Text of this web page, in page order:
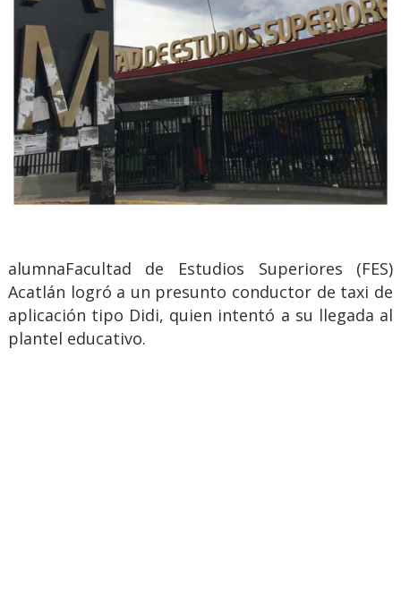
alumnaFacultad de Estudios Superiores (FES)
Acatlán logró a un presunto conductor de taxi de
aplicación tipo Didi, quien intentó a su llegada al
plantel educativo.